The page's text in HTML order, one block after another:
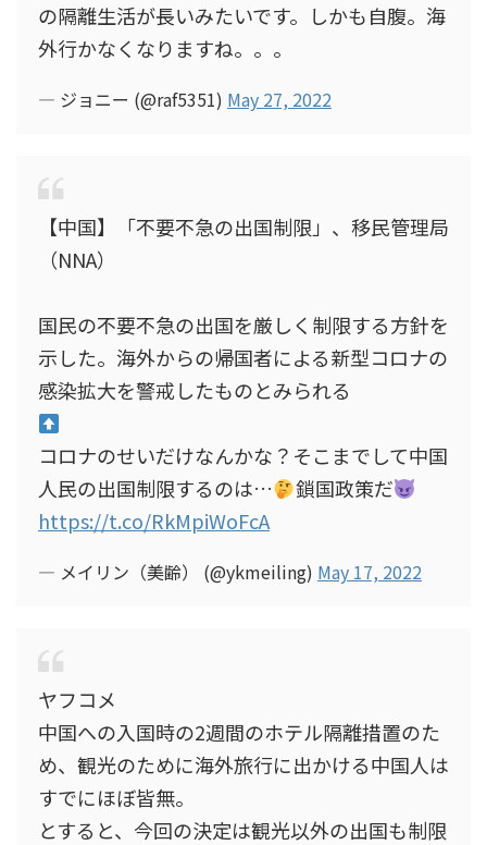
の隔離生活が長いみたいです。しかも自腹。海
外行かなくなりますね。。。
— ジョニー (@raf5351) May 27, 2022
【中国】「不要不急の出国制限」、移民管理局
（NNA）
国民の不要不急の出国を厳しく制限する方針を
示した。海外からの帰国者による新型コロナの
感染拡大を警戒したものとみられる
コロナのせいだけなんかな？そこまでして中国
人民の出国制限するのは…
鎖国政策だ
https://t.co/RkMpiWoFcA
— メイリン（美齢） (@ykmeiling) May 17, 2022
ヤフコメ
中国への入国時の2週間のホテル隔離措置のた
め、観光のために海外旅行に出かける中国人は
すでにほぼ皆無。
とすると、今回の決定は観光以外の出国も制限